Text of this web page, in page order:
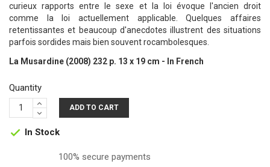
curieux rapports entre le sexe et la loi évoque l'ancien droit
comme la loi actuellement applicable. Quelques affaires
retentissantes et beaucoup d'anecdotes illustrent des situations
parfois sordides mais bien souvent rocambolesques.
La Musardine (2008) 232 p. 13 x 19 cm - In French
Quantity
ADD TO CART
 In Stock
100% secure payments